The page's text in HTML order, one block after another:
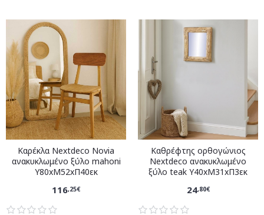
Καρέκλα Nextdeco Novia
ανακυκλωμένο ξύλο mahoni
Υ80xM52xΠ40εκ
116,25€
Καθρέφτης ορθογώνιος
Nextdeco ανακυκλωμένο
ξύλο teak Υ40xM31xΠ3εκ
24,80€